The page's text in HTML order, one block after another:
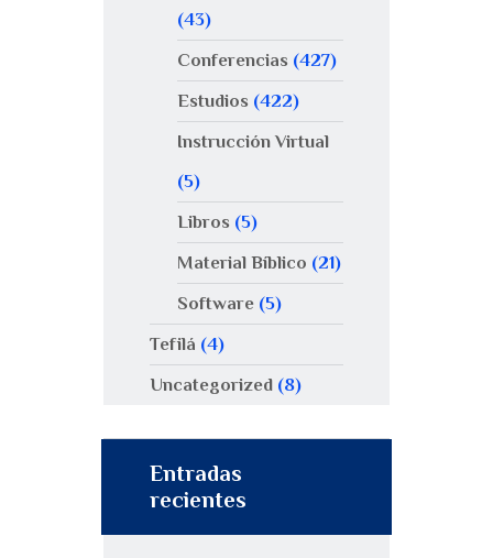
(43)
Conferencias (427)
Estudios (422)
Instrucción Virtual
(5)
Libros (5)
Material Bíblico (21)
Software(5)
Tefilá (4)
Uncategorized (8)
Entradas
recientes